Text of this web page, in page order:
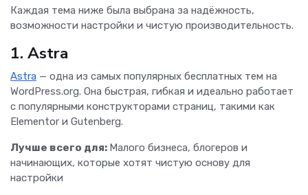
Каждая тема ниже была выбрана за надёжность,
возможности настройки и чистую производительность.
1. Astra
Astra — одна из самых популярных бесплатных тем на
WordPress.org. Она быстрая, гибкая и идеально работает
с популярными конструкторами страниц, такими как
Elementor и Gutenberg.
Лучше всего для: Малого бизнеса, блогеров и
начинающих, которые хотят чистую основу для
настройки